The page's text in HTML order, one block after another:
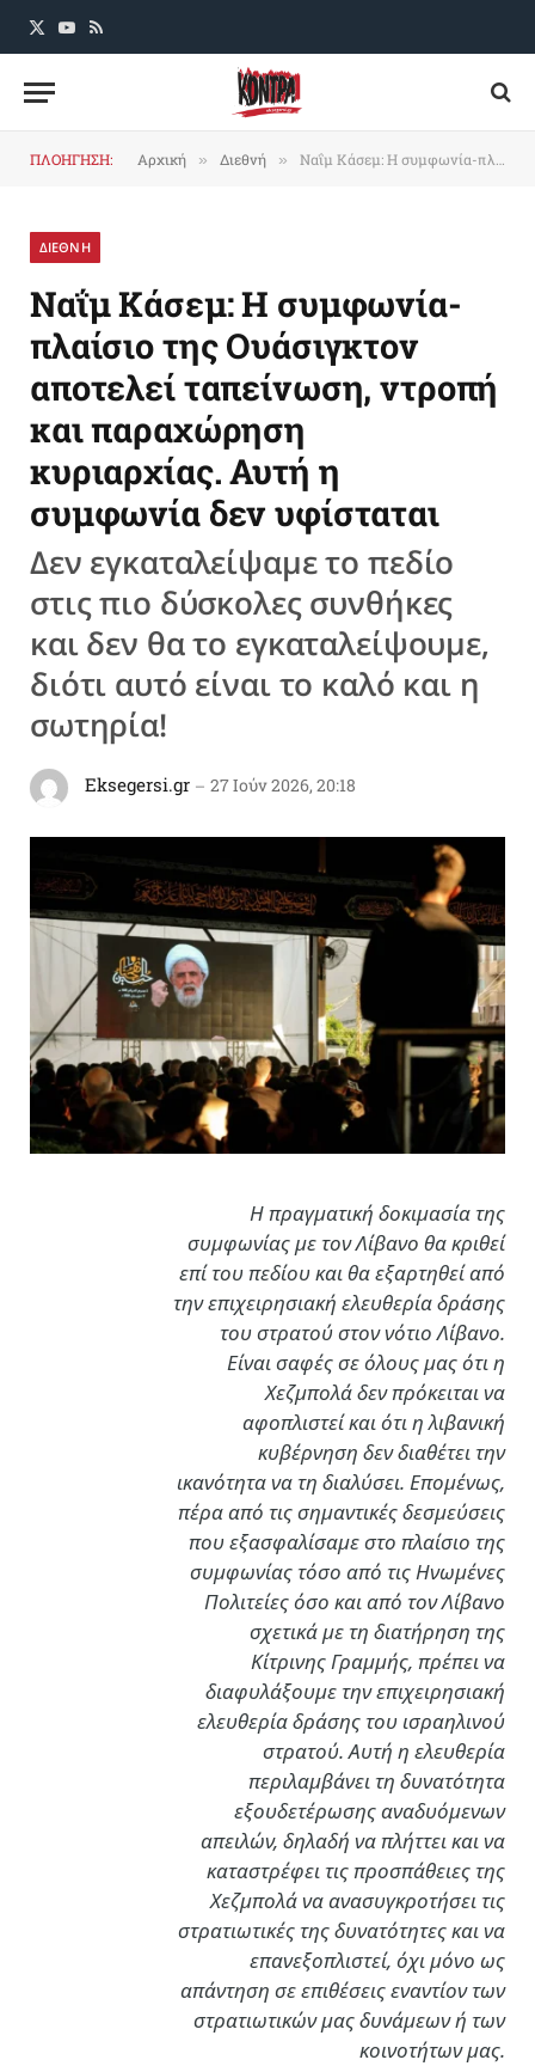
X
YouTube
RSS
ΠΛΟΗΓΗΣΗ: Αρχική » Διεθνή » Ναΐμ Κάσεμ: Η συμφωνία-πλαίσιο της Ουάσιγκτον αποτελεί ταπείνωση, ντροπή και παραχώρηση κυριαρχίας. Αυτή η συμφωνία δεν υφίσταται
ΔΙΕΘΝΗ
Ναΐμ Κάσεμ: Η συμφωνία-
πλαίσιο της Ουάσιγκτον
αποτελεί ταπείνωση, ντροπή
και παραχώρηση
κυριαρχίας. Αυτή η
συμφωνία δεν υφίσταται
Δεν εγκαταλείψαμε το πεδίο
στις πιο δύσκολες συνθήκες
και δεν θα το εγκαταλείψουμε,
διότι αυτό είναι το καλό και η
σωτηρία!
Eksegersi.gr 27 Ιούν 2026, 20:18
Η πραγματική δοκιμασία της
συμφωνίας με τον Λίβανο θα κριθεί
επί του πεδίου και θα εξαρτηθεί από
την επιχειρησιακή ελευθερία δράσης
του στρατού στον νότιο Λίβανο.
Είναι σαφές σε όλους μας ότι η
Χεζμπολά δεν πρόκειται να
αφοπλιστεί και ότι η λιβανική
κυβέρνηση δεν διαθέτει την
ικανότητα να τη διαλύσει. Επομένως,
πέρα από τις σημαντικές δεσμεύσεις
που εξασφαλίσαμε στο πλαίσιο της
συμφωνίας τόσο από τις Ηνωμένες
Πολιτείες όσο και από τον Λίβανο
σχετικά με τη διατήρηση της
Κίτρινης Γραμμής, πρέπει να
διαφυλάξουμε την επιχειρησιακή
ελευθερία δράσης του ισραηλινού
στρατού. Αυτή η ελευθερία
περιλαμβάνει τη δυνατότητα
εξουδετέρωσης αναδυόμενων
απειλών, δηλαδή να πλήττει και να
καταστρέφει τις προσπάθειες της
Χεζμπολά να ανασυγκροτήσει τις
στρατιωτικές της δυνατότητες και να
επανεξοπλιστεί, όχι μόνο ως
απάντηση σε επιθέσεις εναντίον των
στρατιωτικών μας δυνάμεων ή των
κοινοτήτων μας.